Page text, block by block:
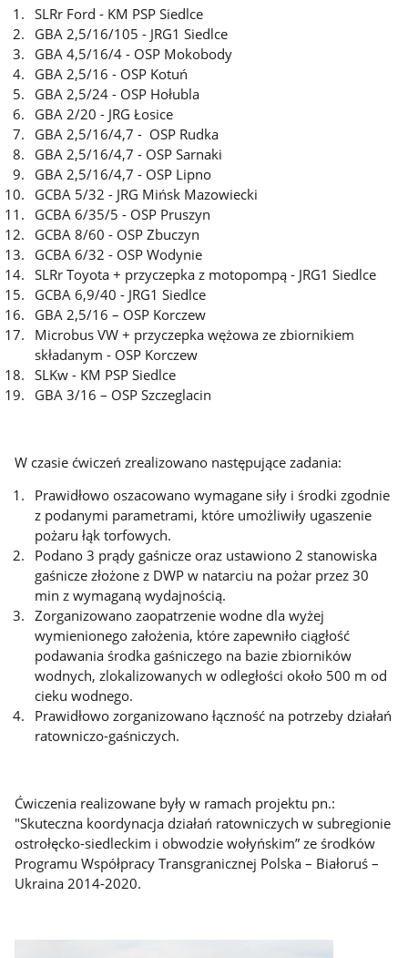
SLRr Ford - KM PSP Siedlce
GBA 2,5/16/105 - JRG1 Siedlce
GBA 4,5/16/4 - OSP Mokobody
GBA 2,5/16 - OSP Kotuń
GBA 2,5/24 - OSP Hołubla
GBA 2/20 - JRG Łosice
GBA 2,5/16/4,7 - OSP Rudka
GBA 2,5/16/4,7 - OSP Sarnaki
GBA 2,5/16/4,7 - OSP Lipno
GCBA 5/32 - JRG Mińsk Mazowiecki
GCBA 6/35/5 - OSP Pruszyn
GCBA 8/60 - OSP Zbuczyn
GCBA 6/32 - OSP Wodynie
SLRr Toyota + przyczepka z motopompą - JRG1 Siedlce
GCBA 6,9/40 - JRG1 Siedlce
GBA 2,5/16 – OSP Korczew
Microbus VW + przyczepka wężowa ze zbiornikiem
składanym - OSP Korczew
SLKw - KM PSP Siedlce
GBA 3/16 – OSP Szczeglacin
W czasie ćwiczeń zrealizowano następujące zadania:
Prawidłowo oszacowano wymagane siły i środki zgodnie
z podanymi parametrami, które umożliwiły ugaszenie
pożaru łąk torfowych.
Podano 3 prądy gaśnicze oraz ustawiono 2 stanowiska
gaśnicze złożone z DWP w natarciu na pożar przez 30
min z wymaganą wydajnością.
Zorganizowano zaopatrzenie wodne dla wyżej
wymienionego założenia, które zapewniło ciągłość
podawania środka gaśniczego na bazie zbiorników
wodnych, zlokalizowanych w odległości około 500 m od
cieku wodnego.
Prawidłowo zorganizowano łączność na potrzeby działań
ratowniczo-gaśniczych.
Ćwiczenia realizowane były w ramach projektu pn.:
"Skuteczna koordynacja działań ratowniczych w subregionie
ostrołęcko-siedleckim i obwodzie wołyńskim” ze środków
Programu Współpracy Transgranicznej Polska – Białoruś –
Ukraina 2014-2020.